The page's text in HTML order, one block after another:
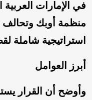
في الإمارات
منظمة أوبك وتحالف
استراتيجية شاملة
أبرز العوامل
وأوضح أن القرار